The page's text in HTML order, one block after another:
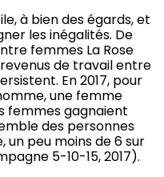
à bien des égards, et
les inégalités. De
femmes La Rose
de travail entre
En 2017, pour
une femme
femmes gagnaient
des personnes
un peu moins de 6 sur
5-10-15, 2017).